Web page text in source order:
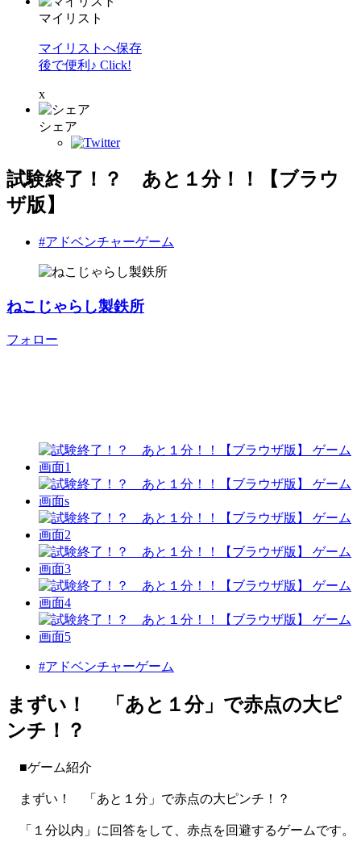
マイリスト
マイリストへ保存
後で便利♪ Click!
x
シェア
試験終了！？ あと１分！！【ブラウ
ザ版】
#アドベンチャーゲーム
ねこじゃらし製鉄所
フォロー
#アドベンチャーゲーム
まずい！ 「あと１分」で赤点の大ピ
ンチ！？
■ゲーム紹介
まずい！ 「あと１分」で赤点の大ピンチ！？
「１分以内」に回答をして、赤点を回避するゲームです。